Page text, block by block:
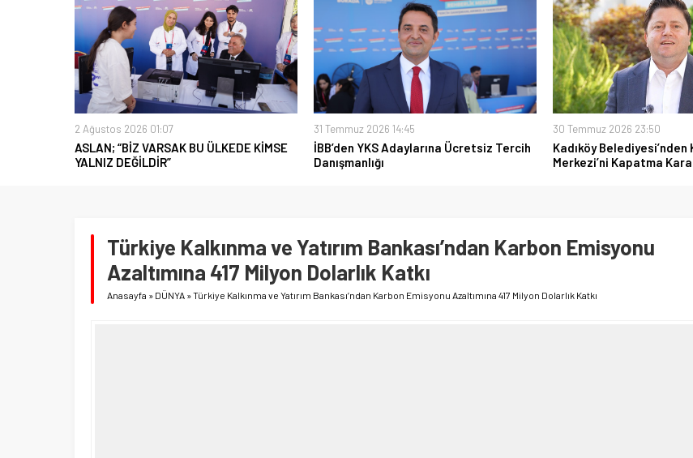
2 Ağustos 2026 01:07
ASLAN; “BİZ VARSAK BU ÜLKEDE KİMSE
YALNIZ DEĞİLDİR”
31 Temmuz 2026 14:45
İBB’den YKS Adaylarına Ücretsiz Tercih
Danışmanlığı
30 Temmuz 2026 23:50
Kadıköy
Merkezi’ni Kapatma
Türkiye Kalkınma ve Yatırım Bankası’ndan Karbon Emisyonu
Azaltımına 417 Milyon Dolarlık Katkı
Anasayfa » DÜNYA »Türkiye Kalkınma ve Yatırım Bankası’ndan Karbon Emisyonu Azaltımına 417 Milyon Dolarlık Katkı